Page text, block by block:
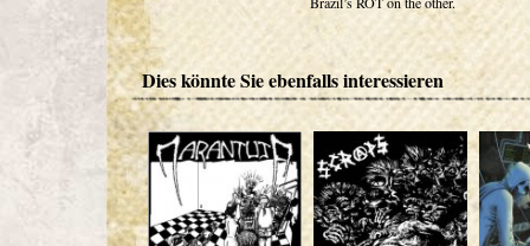
Dies könnte Sie ebenfalls interessieren